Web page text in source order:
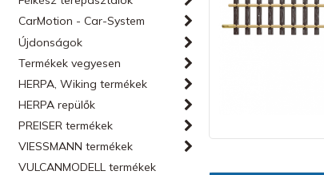
CarMotion - Car-System
Újdonságok
Termékek vegyesen
HERPA, Wiking termékek
HERPA repülők
PREISER termékek
VIESSMANN termékek
VULCANMODELL termékek